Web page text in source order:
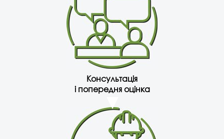
Консультація
і попередня оцінка